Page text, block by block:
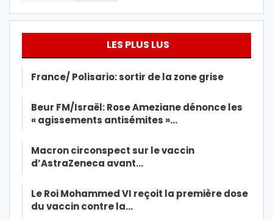
LES PLUS LUS
France/ Polisario: sortir de la zone grise
Beur FM/Israël: Rose Ameziane dénonce les
« agissements antisémites »…
Macron circonspect sur le vaccin
d’AstraZeneca avant…
Le Roi Mohammed VI reçoit la première dose
du vaccin contre la…